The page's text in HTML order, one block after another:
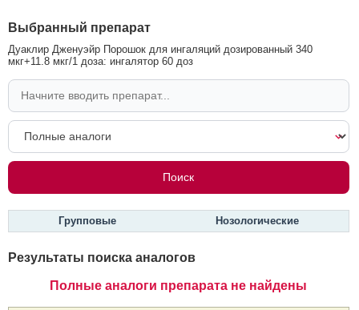
Выбранный препарат
Дуаклир Дженуэйр Порошок для ингаляций дозированный 340
мкг+11.8 мкг/1 доза: ингалятор 60 доз
Групповые Нозологические
Результаты поиска аналогов
Полные аналоги препарата не найдены